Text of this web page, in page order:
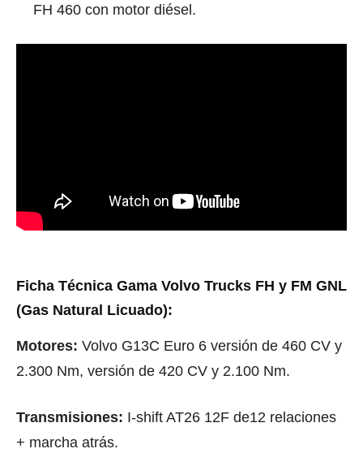
FH 460 con motor diésel.
Ficha Técnica Gama Volvo Trucks FH y FM GNL
(Gas Natural Licuado):
Motores: Volvo G13C Euro 6 versión de 460 CV y
2.300 Nm, versión de 420 CV y 2.100 Nm.
Transmisiones: I-shift AT26 12F de12 relaciones
+ marcha atrás.